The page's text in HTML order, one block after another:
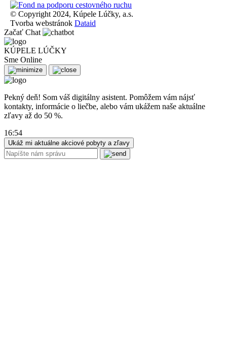
© Copyright 2024, Kúpele Lúčky, a.s.
Tvorba webstránok Dataid
Začať Chat
KÚPELE LÚČKY
Sme Online
Pekný deň! Som váš digitálny asistent. Pomôžem vám nájsť
kontakty, informácie o liečbe, alebo vám ukážem naše aktuálne
zľavy až do 50 %.
16:54
Ukáž mi aktuálne akciové pobyty a zľavy